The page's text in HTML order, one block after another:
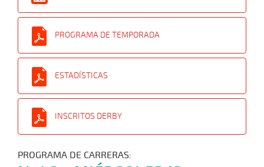
PROGRAMA DE TEMPORADA
ESTADÍSTICAS
INSCRITOS DERBY
PROGRAMA DE CARRERAS: